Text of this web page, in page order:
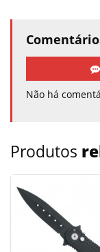
Não há
Produtos